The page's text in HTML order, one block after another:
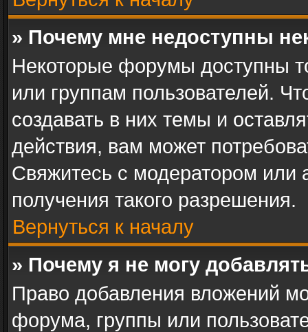
» Почему мне недоступны
Некоторые форумы доступны
или группам пользователей.
создавать в них темы и
действия, вам может
Свяжитесь с модератором
получения такого разрешения.
Вернуться к началу
» Почему я не могу
Право добавления вложений
форума, группы или